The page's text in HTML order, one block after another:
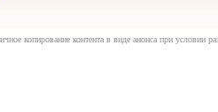
копирование контента в виде анонса при условии